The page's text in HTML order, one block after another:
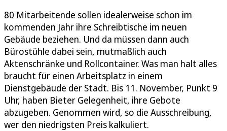
80 Mitarbeitende sollen idealerweise schon im
kommenden Jahr ihre Schreibtische im neuen
Gebäude beziehen. Und da müssen dann auch
Bürostühle dabei sein, mutmaßlich auch
Aktenschränke und Rollcontainer. Was man halt alles
braucht für einen Arbeitsplatz in einem
Dienstgebäude der Stadt. Bis 11. November, Punkt 9
Uhr, haben Bieter Gelegenheit, ihre Gebote
abzugeben. Genommen wird, so die Ausschreibung,
wer den niedrigsten Preis kalkuliert.